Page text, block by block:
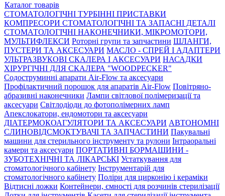
Каталог товарів
СТОМАТОЛОГІЧНІ ТУРБІННІ ПРИСТАВКИ
КОМПРЕСОРИ СТОМАТОЛОГІЧНІ ТА ЗАПАСНІ ДЕТАЛІ
СТОМАТОЛОГІЧНІ НАКОНЕЧНИКИ, МІКРОМОТОРИ,
МУЛЬТИФЛЕКСИ Роторні групи та запчастини ШЛАНГИ,
ПУСТЕРИ ТА АКСЕСУАРИ МАСЛО - СПРЕЙ І АДАПТЕРИ
УЛЬТРАЗВУКОВІ СКАЛЕРА І АКСЕСУАРИ НАСАДКИ
ХІРУРГІЧНІ ДЛЯ СКАЛЕРА "WOODPECKER"
Содоструминні апарати Air-Flow та аксесуари
Профілактичний порошок для апаратів Air-Flow Повітряно-
абразивні наконечники Лампи світлової полімеризації та
аксесуари Світлодіоди до фотополімерних ламп
Апекслокатори, ендомотори та аксесуари
ДІАТЕРМОКОАГУЛЯТОРИ ТА АКСЕСУАРИ АВТОНОМНІ
СЛИНОВІДСМОКТУВАЧІ ТА ЗАПЧАСТИНИ Пакувальні
машини для стерильного інструменту та рулони Інтраоральні
камери та аксесуари ПОРТАТИВНІ БОРМАШИНИ -
ЗУБОТЕХНІЧНІ ТА ЛІКАРСЬКІ Устаткування для
стоматологічного кабінету Інструментарій для
стоматологічного кабінету Поліри для цирконію і кераміки
Відтисні ложки Контейнери, ємності для розчинів стерилізації